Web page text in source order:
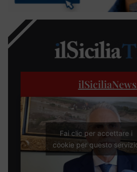
ilSiciliaNews
Fai clic per accettare i
cookie per questo